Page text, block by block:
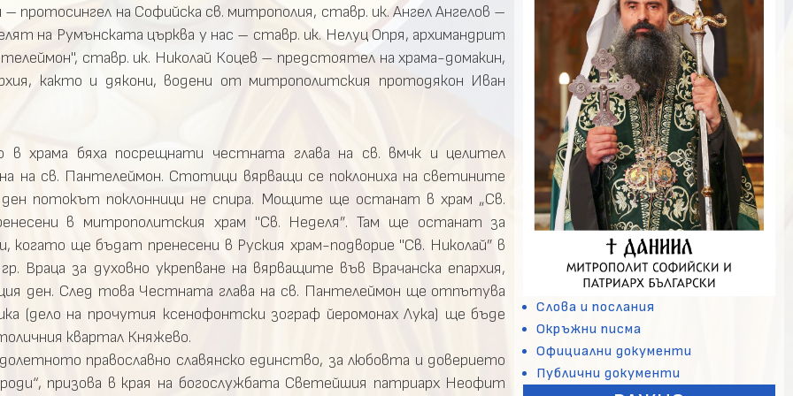
протосингел на Софийска св. митрополия, ставр. ик. Ангел Ангелов –
на Румънската църква у нас – ставр. ик. Нелуц Опря, архимандрит
ставр. ик. Николай Коцев – предстоятел на храма-домакин,
както и дякони, водени от митрополитския протодякон Иван
храма бяха посрещнати честната глава на св. вмчк и целител
на св. Пантелеймон. Стотици вярващи се поклониха на светините
потокът поклонници не спира. Мощите ще останат в храм „Св.
в митрополитския храм "Св. Неделя”. Там ще останат за
когато ще бъдат пренесени в Руския храм-подворие "Св. Николай” в
за духовно укрепване на вярващите във Врачанска епархия,
ден. След това Честната глава на св. Пантелеймон ще отпътува
(дело на прочутия ксенофонтски зограф йеромонах Лука) ще бъде
квартал Княжево.
православно славянско единство, за любовта и доверието
призова в края на богослужбата Светейшия патриарх Неофит
Слова и послания
Окръжни писма
Официални документи
Публични документи